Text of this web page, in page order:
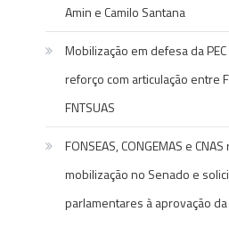
Amin e Camilo Santana
Mobilização em defesa da
reforço com articulação entre
FNTSUAS
FONSEAS, CONGEMAS e
mobilização no Senado e
parlamentares à aprovação